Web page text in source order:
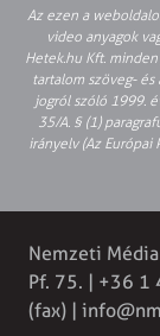
Az ezen a
video anyagok
Hetek.hu Kft.
tartalom szöveg- és
jogról szóló 1999.
35/A. § (1)
irányelv (Az Európai
Nemzeti
Pf. 75. | +36
(fax) |